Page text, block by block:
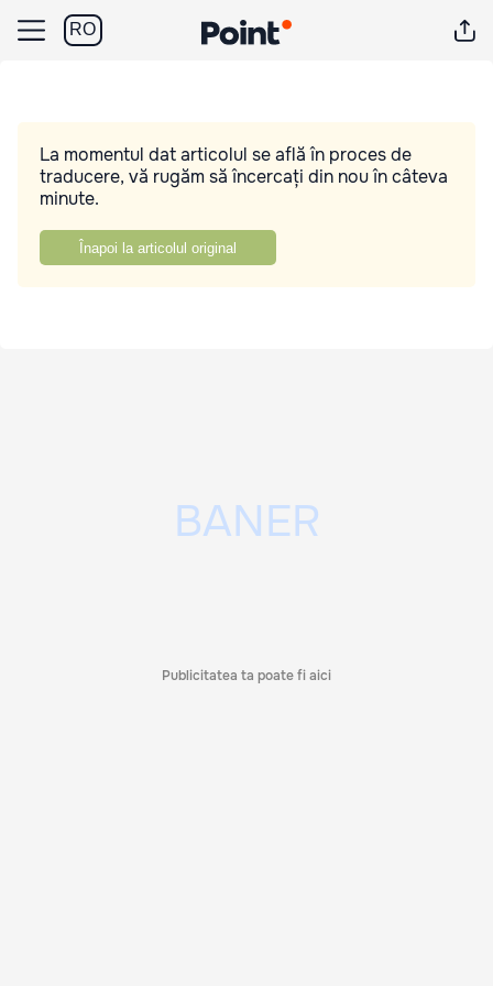
RO
La momentul dat articolul se află în proces de
traducere, vă rugăm să încercați din nou în câteva
minute.
Înapoi la articolul original
Publicitatea ta poate fi aici